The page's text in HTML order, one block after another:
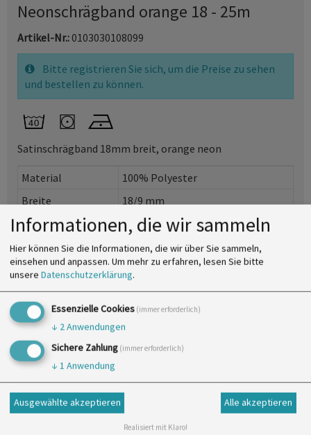
Neonschrägband orange 18 - 25m
Artikel-Nr.:0103030108099
Bitte registrieren Sie sich, um die Preise zu sehen
und bestellen zu können.
Satinschrägband 18mm breit, orange neon
Material
100% Polyester
Breite
18/9 mm
VE
25 m je
Ausdrucken
Andere Produkte in der gleichen
Kategorie:
Informationen, die wir sammeln
Hier können Sie die Informationen, die wir über Sie sammeln,
einsehen und anpassen. Um mehr zu erfahren, lesen Sie bitte
unsere Datenschutzerklärung.
Essenzielle Cookies (immer erforderlich)
↓ 2Anwendungen
Sichere Zahlung (immer erforderlich)
↓ 1 Anwendung
Ausgewählte akzeptieren Alle akzeptieren
Realisiert mit Klaro!